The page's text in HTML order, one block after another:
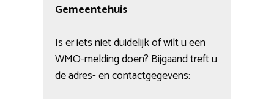
Gemeentehuis
Is er iets niet duidelijk of wilt u een
WMO-melding doen? Bijgaand treft u
de adres- en contactgegevens: